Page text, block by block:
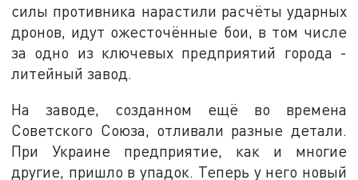
силы противника нарастили расчёты ударных
дронов, идут ожесточённые бои, в том числе
за одно из ключевых предприятий города -
литейный завод.
На заводе, созданном ещё во времена
Советского Союза, отливали разные детали.
При Украине предприятие, как и многие
другие, пришло в упадок. Теперь у него новый